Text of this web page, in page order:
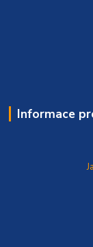
Informace